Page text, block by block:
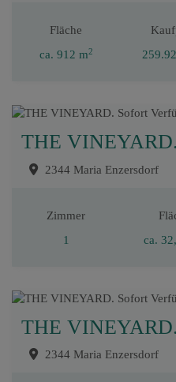
Fläche
ca. 912 m2
THE
2344 Maria Enzersdorf
Zimmer
1
ca.
THE
2344 Maria Enzersdorf